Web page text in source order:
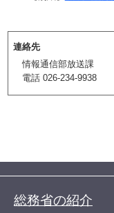
連絡先
情報通信部放送課
電話 026-234-9938
総務省の紹介